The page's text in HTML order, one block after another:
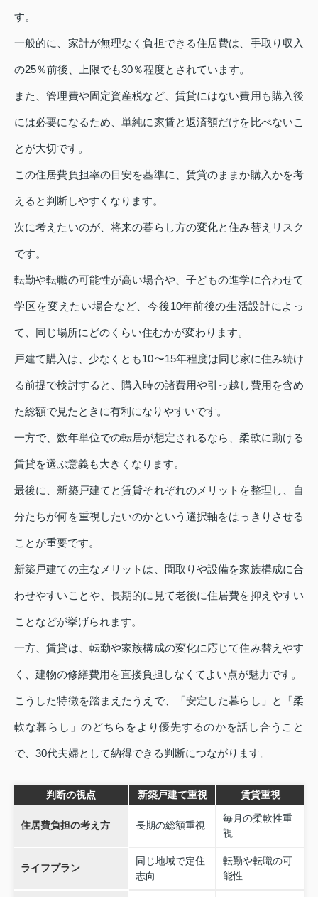
す。
一般的に、家計が無理なく負担できる住居費は、手取り収入
の25％前後、上限でも30％程度とされています。
また、管理費や固定資産税など、賃貸にはない費用も購入後
には必要になるため、単純に家賃と返済額だけを比べないこ
とが大切です。
この住居費負担率の目安を基準に、賃貸のままか購入かを考
えると判断しやすくなります。
次に考えたいのが、将来の暮らし方の変化と住み替えリスク
です。
転勤や転職の可能性が高い場合や、子どもの進学に合わせて
学区を変えたい場合など、今後10年前後の生活設計によっ
て、同じ場所にどのくらい住むかが変わります。
戸建て購入は、少なくとも10〜15年程度は同じ家に住み続け
る前提で検討すると、購入時の諸費用や引っ越し費用を含め
た総額で見たときに有利になりやすいです。
一方で、数年単位での転居が想定されるなら、柔軟に動ける
賃貸を選ぶ意義も大きくなります。
最後に、新築戸建てと賃貸それぞれのメリットを整理し、自
分たちが何を重視したいのかという選択軸をはっきりさせる
ことが重要です。
新築戸建ての主なメリットは、間取りや設備を家族構成に合
わせやすいことや、長期的に見て老後に住居費を抑えやすい
ことなどが挙げられます。
一方、賃貸は、転勤や家族構成の変化に応じて住み替えやす
く、建物の修繕費用を直接負担しなくてよい点が魅力です。
こうした特徴を踏まえたうえで、「安定した暮らし」と「柔
軟な暮らし」のどちらをより優先するのかを話し合うこと
で、30代夫婦として納得できる判断につながります。
判断の視点 新築戸建て重視 賃貸重視
住居費負担の考え方 長期の総額重視
毎月の柔軟性重
視
ライフプラン
同じ地域で定住
志向
転勤や転職の可
能性